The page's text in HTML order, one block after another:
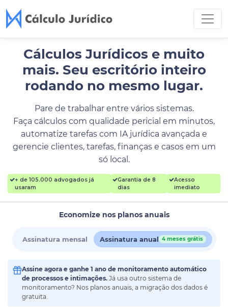
Cálculos Jurídicos e muito
mais. Seu escritório inteiro
rodando no mesmo lugar.
Pare de trabalhar entre vários sistemas.
Faça cálculos com qualidade pericial em minutos,
automatize tarefas com IA jurídica avançada e
gerencie clientes, tarefas, finanças e casos em um
só local.
+ de 105.000 advogados já
usaram
Garantia de 8
dias
Acesso
imediato
Economize nos planos anuais
Assinatura mensal Assinatura anual 4 meses grátis
Assine agora e ganhe 1 ano de monitoramento automático
de processos e intimações. Já usa outro sistema de
monitoramento? Nos planos anuais, a migração dos dados é
gratuita.